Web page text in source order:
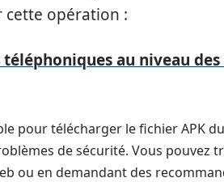
cette opération :
au niveau
pour télécharger le fichier APK
de sécurité. Vous pouvez
ou en demandant des